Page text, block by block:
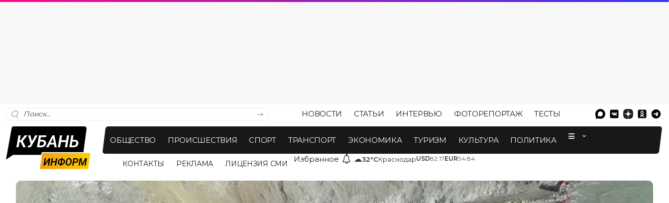
НОВОСТИ СТАТЬИ ИНТЕРВЬЮ ФОТОРЕПОРТАЖ ТЕСТЫ
ОБЩЕСТВО ПРОИСШЕСТВИЯ СПОРТ ТРАНСПОРТ ЭКОНОМИКА ТУРИЗМ КУЛЬТУРА ПОЛИТИКА
КОНТАКТЫ РЕКЛАМА ЛИЦЕНЗИЯ СМИ Избранное ☁32°CКраснодарUSD82.17EUR94.84